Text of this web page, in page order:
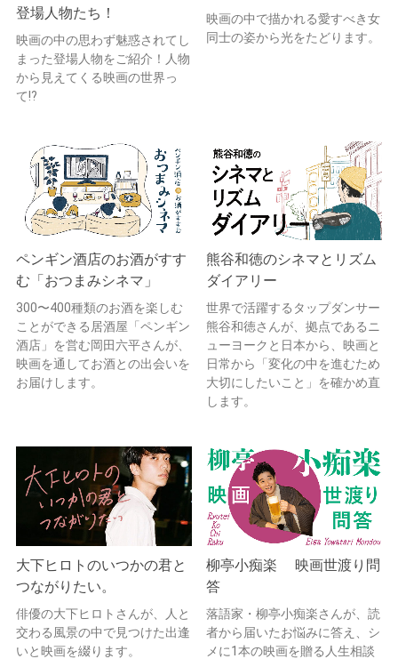
登場人物たち！
映画の中の思わず魅惑されてし
まった登場人物をご紹介！人物
から見えてくる映画の世界っ
て!?
映画の中で描かれる愛すべき女
同士の姿から光をたどります。
ペンギン酒店のお酒がすす
む「おつまみシネマ」
300〜400種類のお酒を楽しむ
ことができる居酒屋「ペンギン
酒店」を営む岡田六平さんが、
映画を通してお酒との出会いを
お届けします。
熊谷和徳のシネマとリズム
ダイアリー
世界で活躍するタップダンサー
熊谷和徳さんが、拠点であるニ
ューヨークと日本から、映画と
日常から「変化の中を進むため
大切にしたいこと」を確かめ直
します。
大下ヒロトのいつかの君と
つながりたい。
俳優の大下ヒロトさんが、人と
交わる風景の中で見つけた出逢
いと映画を綴ります。
柳亭小痴楽 映画世渡り問
答
落語家・柳亭小痴楽さんが、読
者から届いたお悩みに答え、シ
メに1本の映画を贈る人生相談